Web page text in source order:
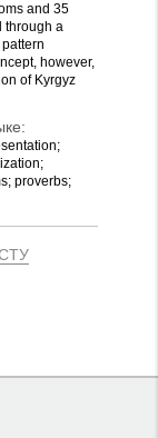
and 35
through a
however,
of Kyrgyz
proverbs;